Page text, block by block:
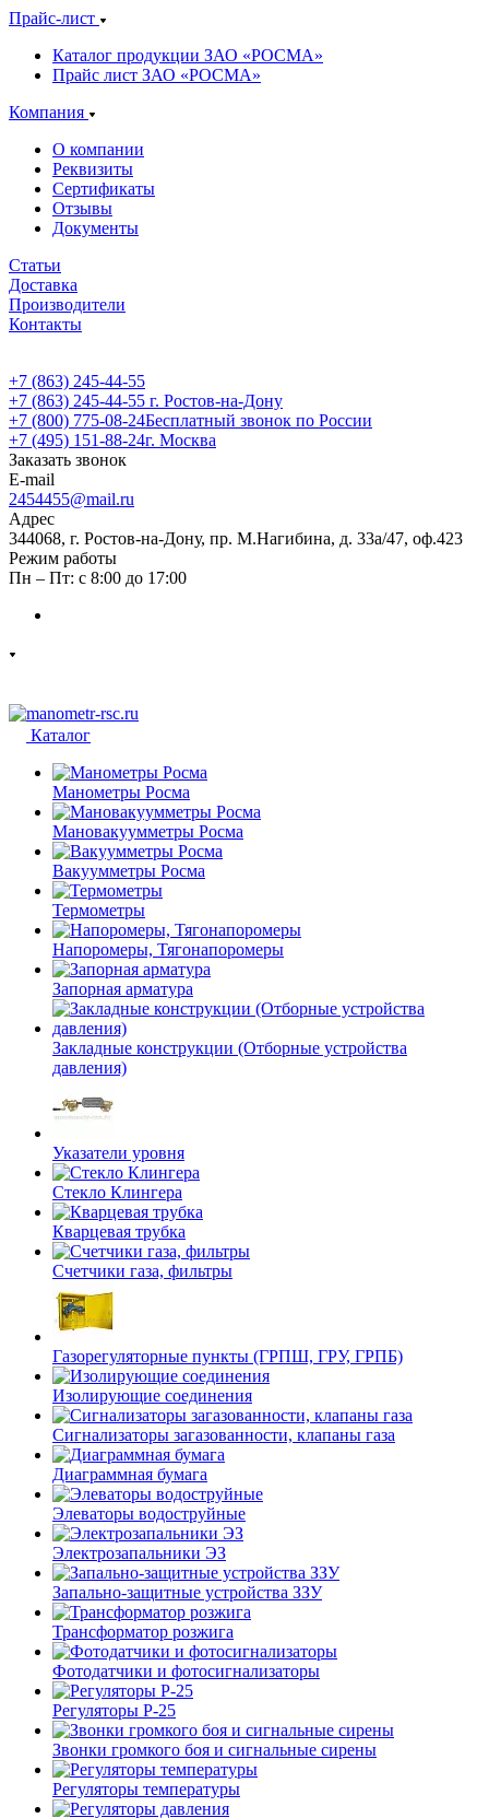
Прайс-лист
Каталог продукции ЗАО «РОСМА»
Прайс лист ЗАО «РОСМА»
Компания
О компании
Реквизиты
Сертификаты
Отзывы
Документы
Статьи
Доставка
Производители
Контакты
+7 (863) 245-44-55
+7 (863) 245-44-55 г. Ростов-на-Дону
+7 (800) 775-08-24Бесплатный звонок по России
+7 (495) 151-88-24г. Москва
Заказать звонок
E-mail
2454455@mail.ru
Адрес
344068, г. Ростов-на-Дону, пр. М.Нагибина, д. 33а/47, оф.423
Режим работы
Пн – Пт: с 8:00 до 17:00
Каталог
Манометры Росма
Мановакуумметры Росма
Вакуумметры Росма
Термометры
Напоромеры, Тягонапоромеры
Запорная арматура
Закладные конструкции (Отборные устройства
давления)
Указатели уровня
Стекло Клингера
Кварцевая трубка
Счетчики газа, фильтры
Газорегуляторные пункты (ГРПШ, ГРУ, ГРПБ)
Изолирующие соединения
Сигнализаторы загазованности, клапаны газа
Диаграммная бумага
Элеваторы водоструйные
Электрозапальники ЭЗ
Запально-защитные устройства ЗЗУ
Трансформатор розжига
Фотодатчики и фотосигнализаторы
Регуляторы Р-25
Звонки громкого боя и сигнальные сирены
Регуляторы температуры